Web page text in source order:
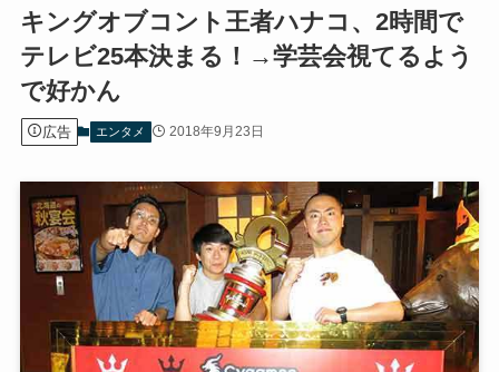
キングオブコント王者ハナコ、2時間で
テレビ25本決まる！→学芸会視てるよう
で好かん
広告 エンタメ 2018年9月23日